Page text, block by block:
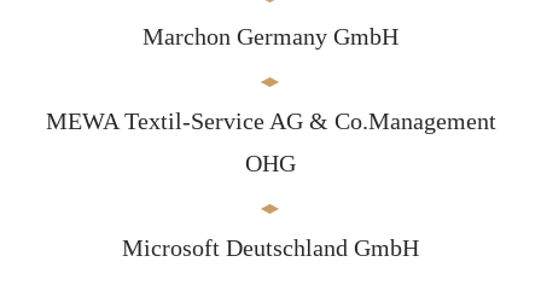
Marchon Germany GmbH
MEWA Textil-Service AG & Co.Management
OHG
Microsoft Deutschland GmbH